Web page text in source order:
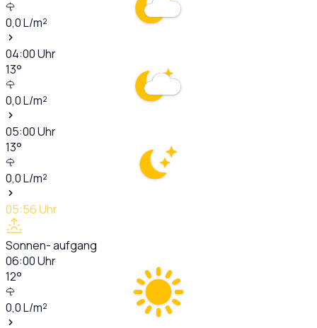
0,0L/m²
04:00Uhr
13°
0,0L/m²
05:00Uhr
13°
0,0L/m²
05:56Uhr
Sonnen- aufgang
06:00Uhr
12°
0,0L/m²